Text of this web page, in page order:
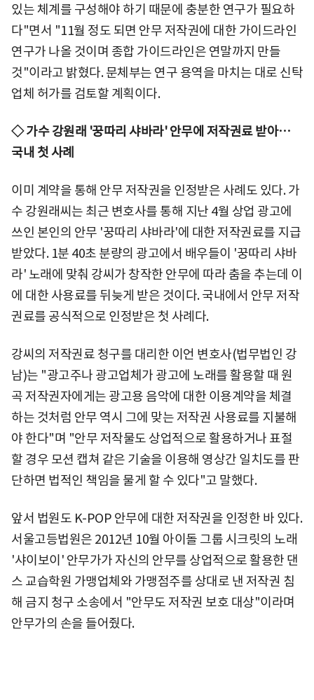
있는 체계를 구성해야 하기 때문에 충분한 연구가 필요하
다"면서 "11월 정도 되면 안무 저작권에 대한 가이드라인
연구가 나올 것이며 종합 가이드라인은 연말까지 만들
것"이라고 밝혔다. 문체부는 연구 용역을 마치는 대로 신탁
업체 허가를 검토할 계획이다.
◇ 가수 강원래 '꿍따리 샤바라' 안무에 저작권료 받아…
국내 첫 사례
이미 계약을 통해 안무 저작권을 인정받은 사례도 있다. 가
수 강원래씨는 최근 변호사를 통해 지난 4월 상업 광고에
쓰인 본인의 안무 '꿍따리 샤바라'에 대한 저작권료를 지급
받았다. 1분 40초 분량의 광고에서 배우들이 '꿍따리 샤바
라' 노래에 맞춰 강씨가 창작한 안무에 따라 춤을 추는데 이
에 대한 사용료를 뒤늦게 받은 것이다. 국내에서 안무 저작
권료를 공식적으로 인정받은 첫 사례다.
강씨의 저작권료 청구를 대리한 이언 변호사(법무법인 강
남)는 "광고주나 광고업체가 광고에 노래를 활용할 때 원
곡 저작권자에게는 광고용 음악에 대한 이용계약을 체결
하는 것처럼 안무 역시 그에 맞는 저작권 사용료를 지불해
야 한다"며 "안무 저작물도 상업적으로 활용하거나 표절
할 경우 모션 캡쳐 같은 기술을 이용해 영상간 일치도를 판
단하면 법적인 책임을 물게 할 수 있다"고 말했다.
앞서 법원도 K-POP 안무에 대한 저작권을 인정한 바 있다.
서울고등법원은 2012년 10월 아이돌 그룹 시크릿의 노래
'샤이보이' 안무가가 자신의 안무를 상업적으로 활용한 댄
스 교습학원 가맹업체와 가맹점주를 상대로 낸 저작권 침
해 금지 청구 소송에서 "안무도 저작권 보호 대상"이라며
안무가의 손을 들어줬다.